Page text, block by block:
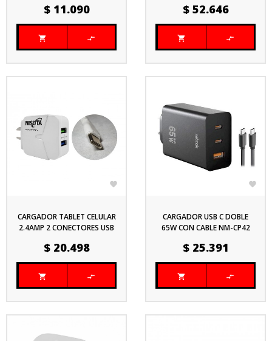
CELULAR Y TABLET
Precio
$ 11.090
 
Precio
$ 52.646
 

CARGADOR TABLET CELULAR
2.4AMP 2 CONECTORES USB
Precio
$ 20.498
 

CARGADOR USB C DOBLE
65W CON CABLE NM-CP42
Precio
$ 25.391
 